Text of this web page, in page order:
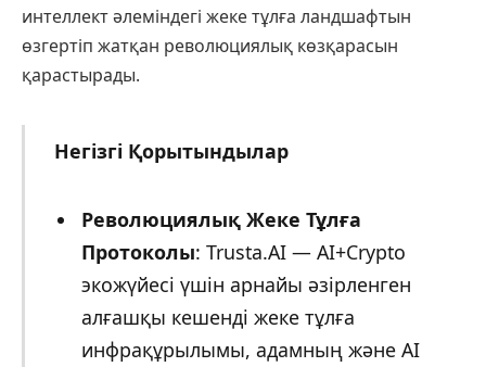
интеллект әлеміндегі жеке тұлға ландшафтын
өзгертіп жатқан революциялық көзқарасын
қарастырады.
Негізгі Қорытындылар
Революциялық Жеке Тұлға
Протоколы: Trusta.AI — AI+Crypto
экожүйесі үшін арнайы әзірленген
алғашқы кешенді жеке тұлға
инфрақұрылымы, адамның және AI